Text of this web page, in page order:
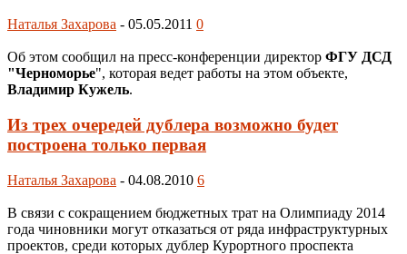
Наталья Захарова - 05.05.2011 0
Об этом сообщил на пресс-конференции директор ФГУ ДСД
"Черноморье", которая ведет работы на этом объекте,
Владимир Кужель.
Из трех очередей дублера возможно будет
построена только первая
Наталья Захарова - 04.08.2010 6
В связи с сокращением бюджетных трат на Олимпиаду 2014
года чиновники могут отказаться от ряда инфраструктурных
проектов, среди которых дублер Курортного проспекта